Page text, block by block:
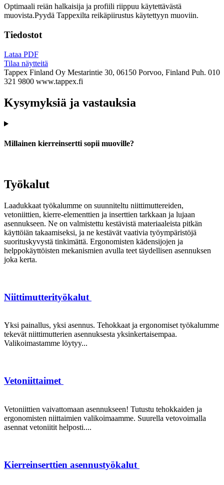
Optimaali reiän halkaisija ja profiili riippuu käytettävästä
muovista.Pyydä Tappexilta reikäpiirustus käytettyyn muoviin.
Tiedostot
Lataa PDF
Tilaa näytteitä
Tappex Finland Oy Mestarintie 30, 06150 Porvoo, Finland Puh. 010
321 9800 www.tappex.fi
Kysymyksiä ja vastauksia
Millainen kierreinsertti sopii muoville?
Työkalut
Laadukkaat työkalumme on suunniteltu niittimuttereiden,
vetoniittien, kierre-elementtien ja inserttien tarkkaan ja lujaan
asennukseen. Ne on valmistettu kestävistä materiaaleista pitkän
käyttöiän takaamiseksi, ja ne kestävät vaativia työympäristöjä
suorituskyvystä tinkimättä. Ergonomisten kädensijojen ja
helppokäyttöisten mekanismien avulla teet täydellisen asennuksen
joka kerta.
Niittimutterityökalut
Yksi painallus, yksi asennus. Tehokkaat ja ergonomiset työkalumme
tekevät niittimutterien asennuksesta yksinkertaisempaa.
Valikoimastamme löytyy...
Vetoniittaimet
Vetoniittien vaivattomaan asennukseen! Tutustu tehokkaiden ja
ergonomisten niittaimien valikoimaamme. Suurella vetovoimalla
asennat vetoniitit helposti....
Kierreinserttien asennustyökalut